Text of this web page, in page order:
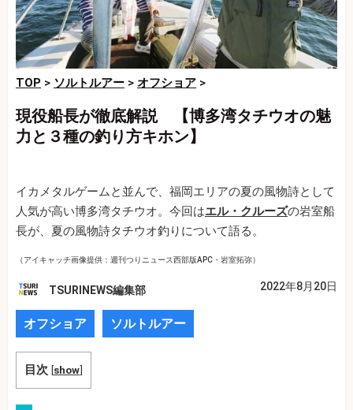
TOP > ソルトルアー > オフショア >
現役船長が徹底解説 【博多湾タチウオの魅
力と３種の釣り方キホン】
イカメタルゲームと並んで、福岡エリアの夏の風物詩として
人気が高い博多湾タチウオ。今回はエル・クルーズの岩室船
長が、夏の風物詩タチウオ釣りについて語る。
（アイキャッチ画像提供：週刊つりニュース西部版APC・岩室拓弥）
TSURINEWS編集部 2022年8月20日
オフショア ソルトルアー
目次 [show]